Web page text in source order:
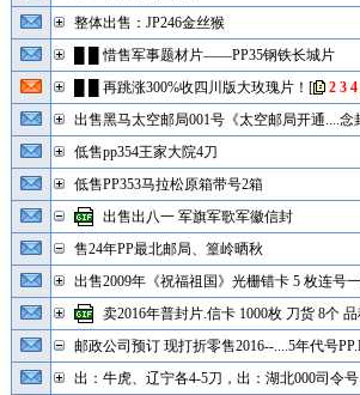
整体出售：JP246金丝猴
█ █ 惜售军事题材片——PP35钢铁长城片
█ █ 再跳涨300%收四川版大玫瑰片！ [ 2 3 4
出售黑马太空邮局001号《太空邮局开通....念
低售pp354王家大院4刀
低售PP353马拉松原箱带号2箱
出售出八一 军旗军歌军徽信封
售24年PP最北邮局、篁岭晒秋
出售2009年《祝福祖国》光栅错卡 5 枚连号
卖2016年普封片.信卡 1000枚 刀货 8个
邮政公司预订 现打折零售2016--....5年代号
出：牛虎、辽宁各4-5刀，出：湖北000司令号